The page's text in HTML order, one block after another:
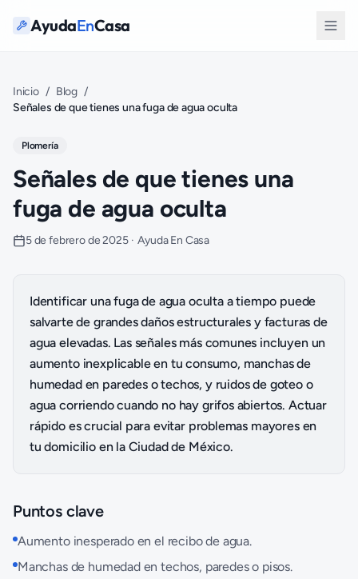
AyudaEnCasa
Inicio / Blog /
Señales de que tienes una fuga de agua oculta
Plomería
Señales de que tienes una
fuga de agua oculta
5 de febrero de 2025 · Ayuda En Casa
Identificar una fuga de agua oculta a tiempo puede
salvarte de grandes daños estructurales y facturas de
agua elevadas. Las señales más comunes incluyen un
aumento inexplicable en tu consumo, manchas de
humedad en paredes o techos, y ruidos de goteo o
agua corriendo cuando no hay grifos abiertos. Actuar
rápido es crucial para evitar problemas mayores en
tu domicilio en la Ciudad de México.
Puntos clave
Aumento inesperado en el recibo de agua.
Manchas de humedad en techos, paredes o pisos.